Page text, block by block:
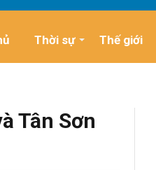
Thời sự Thế giới
Tân Sơn